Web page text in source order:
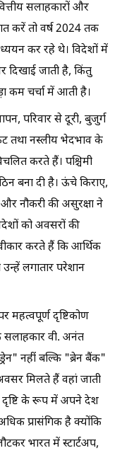
सलाहकारों और
करें तो वर्ष 2024 तक
कर रहे थे। विदेशों में
दिखाई जाती है, किंतु
कम चर्चा में आती है।
परिवार से दूरी, बुजुर्ग
तथा नस्लीय भेदभाव के
करते हैं। पश्चिमी
बना दी है। ऊंचे किराए,
और नौकरी की असुरक्षा ने
को अवसरों की
करते हैं कि आर्थिक
लगातार परेशान
महत्वपूर्ण दृष्टिकोण
सलाहकार वी. अनंत
नहीं बल्कि "ब्रेन बैंक"
मिलते हैं वहां जाती
के रूप में अपने देश
प्रासंगिक है क्योंकि
भारत में स्टार्टअप,